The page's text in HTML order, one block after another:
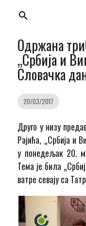
search
Одржана
„Србија и
Словачка
20/03/2017
Друго у низу
Рајића, „Србија и
у понедељак 20.
Тема је била
ватре севају са